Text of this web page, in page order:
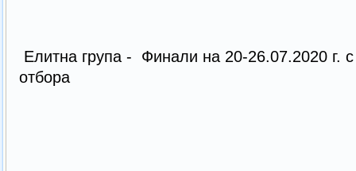
Елитна група - Финали на 20-26.07.2020 г. с
отбора